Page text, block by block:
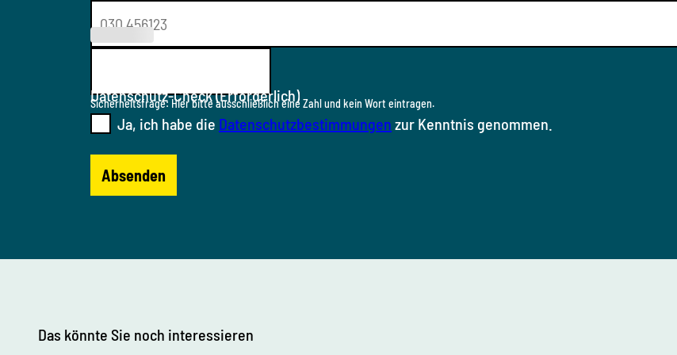
(Erforderl
Sicherheitsfrage: Hier bitte ausschließlich eine Zahl und kein Wort eintragen.
Datenschutz-Check(Erforderlich)
Ja, ich habe die Datenschutzbestimmungen zur Kenntnis genommen.
Absenden
Das könnte Sie noch interessieren